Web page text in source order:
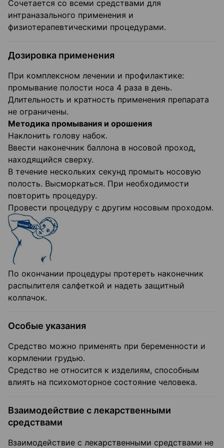
Сочетается со всеми средствами для
интраназального применения и
физиотерапевтическими процедурами.
Дозировка применения
При комплексном лечении и профилактике:
промывание полости носа 4 раза в день.
Длительность и кратность применения препарата
не ограничены.
Методика промывания и орошения
Наклонить голову набок.
Ввести наконечник баллона в носовой проход,
находящийся сверху.
В течение нескольких секунд промыть носовую
полость. Высморкаться. При необходимости
повторить процедуру.
Провести процедуру с другим носовым проходом.
По окончании процедуры протереть наконечник
распылителя салфеткой и надеть защитный
колпачок.
Особые указания
Средство можно применять при беременности и
кормлении грудью.
Средство не относится к изделиям, способным
влиять на психомоторное состояние человека.
Взаимодействие с лекарственными
средствами
Взаимодействие с лекарственными средствами не